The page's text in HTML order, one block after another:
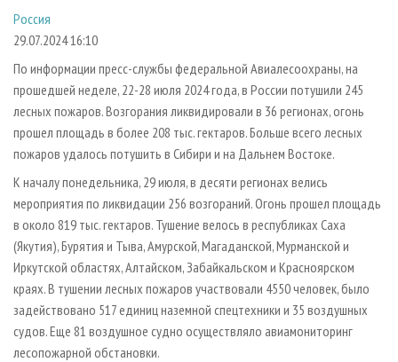
СУШКА ДРЕВЕСИНЫ
ПРОИЗВОДСТВО ДРЕВЕСНЫХ ПЛИТ
ДЕРЕВЯННОЕ ДОМОСТРОЕНИЕ
ПРОИЗВОДСТВО МЕБЕЛИ
БИОЭНЕРГЕТИКА
ЦБП
ИНСТРУМЕНТ И МАТЕРИАЛЫ
ПЕРСОНЫ
МОБИЛЬНЫЕ ВЫСТАВКИ
ОФИЦИАЛЬНЫЕ ДЕЛЕГАЦИИ
ПРИОРИТЕТНЫЕ ИНВЕСТПРОЕКТЫ
RUSSIAN FORESTRY REVIEW
ГАЗЕТА ЛЕСПРОМФОРУМ
БИБЛИОТЕКА СПЕЦИАЛИСТА
КОНТАКТЫ
РЕКЛАМОДАТЕЛЯМ
РЕКЛАМА
РЕКЛАМА НА САЙТЕ
Россия
29.07.2024 16:10
По информации пресс-службы федеральной Авиалесоохраны, на
прошедшей неделе, 22-28 июля 2024 года, в России потушили 245
лесных пожаров. Возгорания ликвидировали в 36 регионах, огонь
прошел площадь в более 208 тыс. гектаров. Больше всего лесных
пожаров удалось потушить в Сибири и на Дальнем Востоке.
К началу понедельника, 29 июля, в десяти регионах велись
мероприятия по ликвидации 256 возгораний. Огонь прошел площадь
в около 819 тыс. гектаров. Тушение велось в республиках Саха
(Якутия), Бурятия и Тыва, Амурской, Магаданской, Мурманской и
Иркутской областях, Алтайском, Забайкальском и Красноярском
краях. В тушении лесных пожаров участвовали 4550 человек, было
задействовано 517 единиц наземной спецтехники и 35 воздушных
судов. Еще 81 воздушное судно осуществляло авиамониторинг
лесопожарной обстановки.